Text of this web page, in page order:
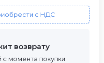
с НДС
возврату
с момента покупки